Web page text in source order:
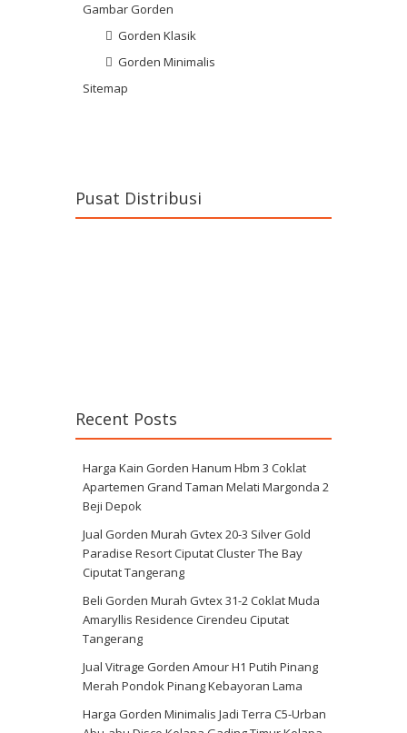
Gambar Gorden
Gorden Klasik
Gorden Minimalis
Sitemap
Pusat Distribusi
Recent Posts
Harga Kain Gorden Hanum Hbm 3 Coklat
Apartemen Grand Taman Melati Margonda 2
Beji Depok
Jual Gorden Murah Gvtex 20-3 Silver Gold
Paradise Resort Ciputat Cluster The Bay
Ciputat Tangerang
Beli Gorden Murah Gvtex 31-2 Coklat Muda
Amaryllis Residence Cirendeu Ciputat
Tangerang
Jual Vitrage Gorden Amour H1 Putih Pinang
Merah Pondok Pinang Kebayoran Lama
Harga Gorden Minimalis Jadi Terra C5-Urban